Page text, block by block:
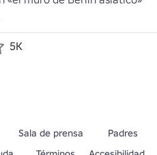
5K
Sala de prensa
Padres